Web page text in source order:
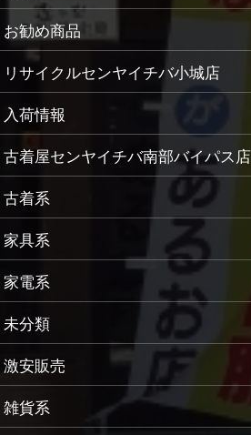
お勧め商品
リサイクルセンヤイチバ小城店
入荷情報
古着屋センヤイチバ南部バイパス店
古着系
家具系
家電系
未分類
激安販売
雑貨系